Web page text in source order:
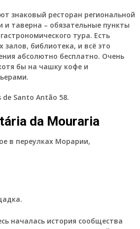
знаковый ресторан региональной
и таверна – обязательные пункты
тура. Есть
залов, библиотека, и всё это
абсолютно бесплатно. Очень
бы на чашку кофе и
de Santo Antão 58.
da Mouraria
в переулках Морарии,
началась история сообщества